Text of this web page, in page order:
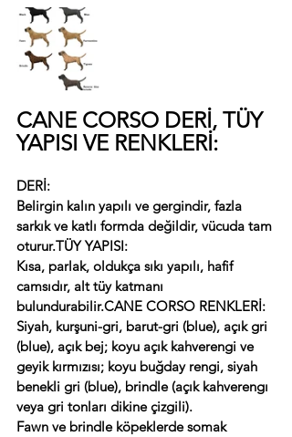
CANE CORSO DERİ, TÜY
YAPISI VE RENKLERİ:
DERİ:
Belirgin kalın yapılı ve gergindir, fazla
sarkık ve katlı formda değildir, vücuda tam
oturur.TÜY YAPISI:
Kısa, parlak, oldukça sıkı yapılı, hafif
camsıdır, alt tüy katmanı
bulundurabilir.CANE CORSO RENKLERİ:
Siyah, kurşuni-gri, barut-gri (blue), açık gri
(blue), açık bej; koyu açık kahverengi ve
geyik kırmızısı; koyu buğday rengi, siyah
benekli gri (blue), brindle (açık kahverengı
veya gri tonları dikine çizgili).
Fawn ve brindle köpeklerde somak